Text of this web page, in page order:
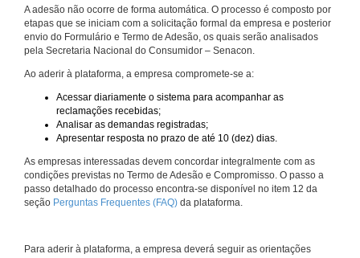
A adesão não ocorre de forma automática. O processo é composto por
etapas que se iniciam com a solicitação formal da empresa e posterior
envio do Formulário e Termo de Adesão, os quais serão analisados
pela Secretaria Nacional do Consumidor – Senacon.
Ao aderir à plataforma, a empresa compromete-se a:
Acessar diariamente o sistema para acompanhar as
reclamações recebidas;
Analisar as demandas registradas;
Apresentar resposta no prazo de até 10 (dez) dias.
As empresas interessadas devem concordar integralmente com as
condições previstas no Termo de Adesão e Compromisso. O passo a
passo detalhado do processo encontra-se disponível no item 12 da
seção Perguntas Frequentes (FAQ) da plataforma.
Para aderir à plataforma, a empresa deverá seguir as orientações